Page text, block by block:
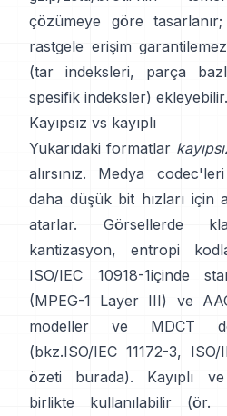
çözümeye göre
rastgele erişim garantilemez
(tar indeksleri, parça
spesifik indeksler) ekleyebilir.
Kayıpsız vs kayıplı
Yukarıdaki formatlar
alırsınız. Medya
daha düşük bit hızları için
atarlar. Görsellerde
kantizasyon, entropi
ISO/IEC 10918-1içinde
(MPEG-1 Layer III) ve
modeller ve MDCT
(bkz.ISO/IEC 11172-3, ISO/
özeti
burada). Kayıplı
birlikte kullanılabilir